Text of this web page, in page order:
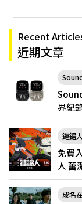
Recent
近期文章
界紀
鏈鋸
免費
人 蕾
限定
成名